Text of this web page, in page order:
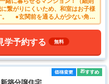
繋がりにくいため、和室はお子様
。 ●玄関前を通る人が少ない角部
すくなります。 ●毎日のお料理を
●全居室収納スペース付き
学予約する 無料